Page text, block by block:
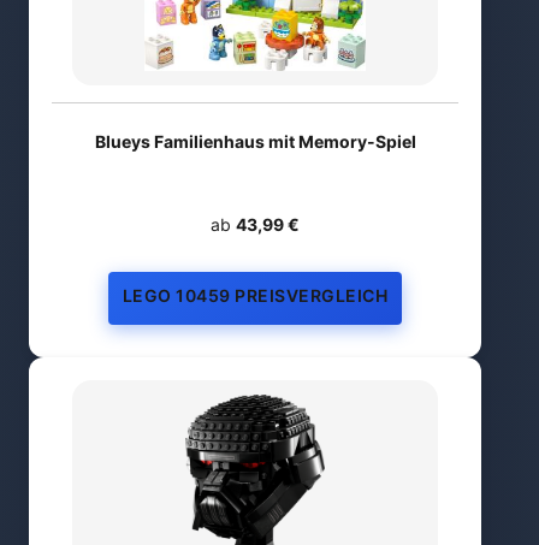
Blueys Familienhaus mit Memory-Spiel
ab 43,99 €
LEGO 10459 PREISVERGLEICH